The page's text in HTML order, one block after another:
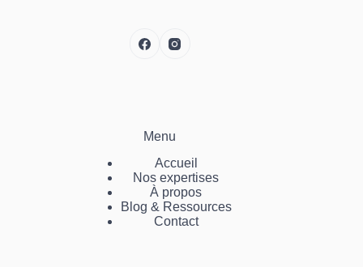
Menu
Accueil
Nos expertises
À propos
Blog & Ressources
Contact